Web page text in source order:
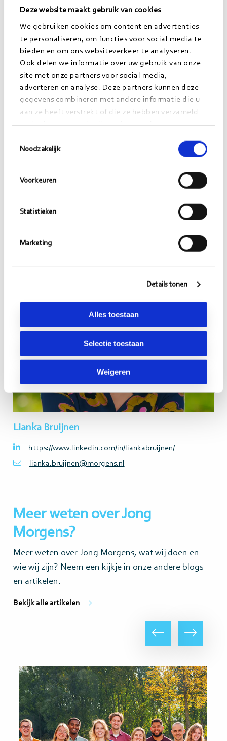
Deze website maakt gebruik van cookies
We gebruiken cookies om content en advertenties
te personaliseren, om functies voor social media te
bieden en om ons websiteverkeer te analyseren.
Ook delen we informatie over uw gebruik van onze
site met onze partners voor social media,
adverteren en analyse. Deze partners kunnen deze
gegevens combineren met andere informatie die u
aan ze heeft verstrekt of die ze hebben verzameld
op basis van uw gebruik van hun services.
Noodzakelijk
Voorkeuren
Statistieken
Marketing
Details tonen
Alles toestaan
Selectie toestaan
Weigeren
De young professionals van Jong Morgens hebben
veel te bieden. Met de juiste samenwerking staat de
trainee aan je zijde en dat kan zomaar een hoop
werk of tijd schelen en daarnaast nuttige nieuwe
inzichten opleveren.
Ook op zoek naar een trainee die jou
Ben je geïnteresseerd of heb je vragen over de
contact opnemen met Lianka Bruijnen.
Lianka Bruijnen
https://www.linkedin.com/in/liankabruijnen/
lianka.bruijnen@morgens.nl
Lees
Meer weten over Jong
Morgens?
Meer weten over Jong Morgens, wat wij doen en
wie wij zijn? Neem een kijkje in onze andere blogs
en artikelen.
Bekijk alle artikelen
Volgende
Lees
meer
Vorige